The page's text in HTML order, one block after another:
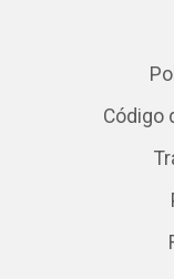
Código